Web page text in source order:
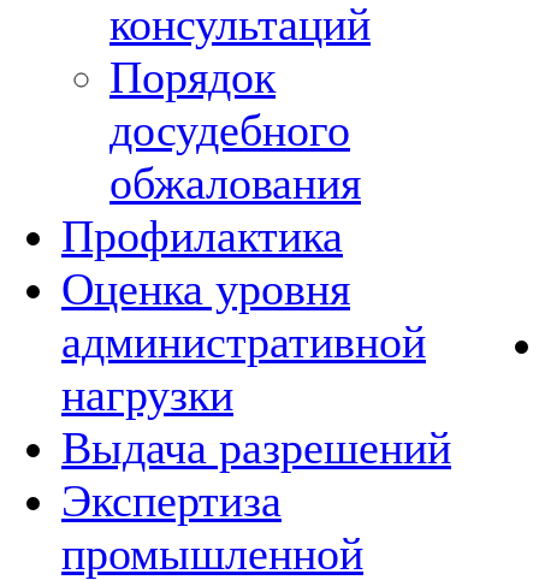
консультаций
Порядок
досудебного
обжалования
Профилактика
Оценка уровня
административной
нагрузки
Выдача разрешений
Экспертиза
промышленной